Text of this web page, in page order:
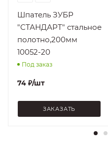
Шпатель ЗУБР
"СТАНДАРТ" стальное
полотно,200мм
10052-20
Под заказ
74 ₽/шт
ЗАКАЗАТЬ